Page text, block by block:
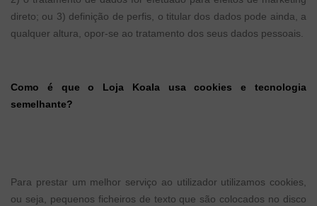
direto; ou 3) definição de perfis, o titular dos dados pode ainda, a
qualquer altura, opor-se ao tratamento dos seus dados pessoais.
Como é que o Loja Koala usa cookies e tecnologia
semelhante?
Para prestar um melhor serviço ao utilizador utilizamos cookies,
ou seja, pequenos ficheiros de texto que são colocados no disco